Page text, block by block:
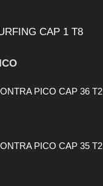
CAP 1 T8
PICO CAP 36 T2
PICO CAP 35 T2